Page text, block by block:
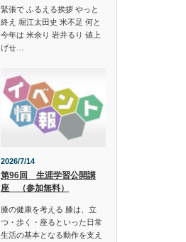
緊張で ふるえる挨拶 やっと
終え 堀江太田史 米不足 何と
今年は 米余り 岩井るり 値上
げせ…
2026/7/14
第96回 生涯学習公開講
座 （参加無料）
膝の健康を考える 膝は、立
つ・歩く・座るといった日常
生活の基本となる動作を支え